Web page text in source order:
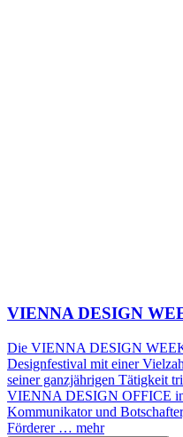
VIENNA DESIGN
Die VIENNA DESIGN WEEK
Designfestival mit einer
seiner ganzjährigen Tätigkeit
VIENNA DESIGN OFFICE
Kommunikator und
Förderer … mehr